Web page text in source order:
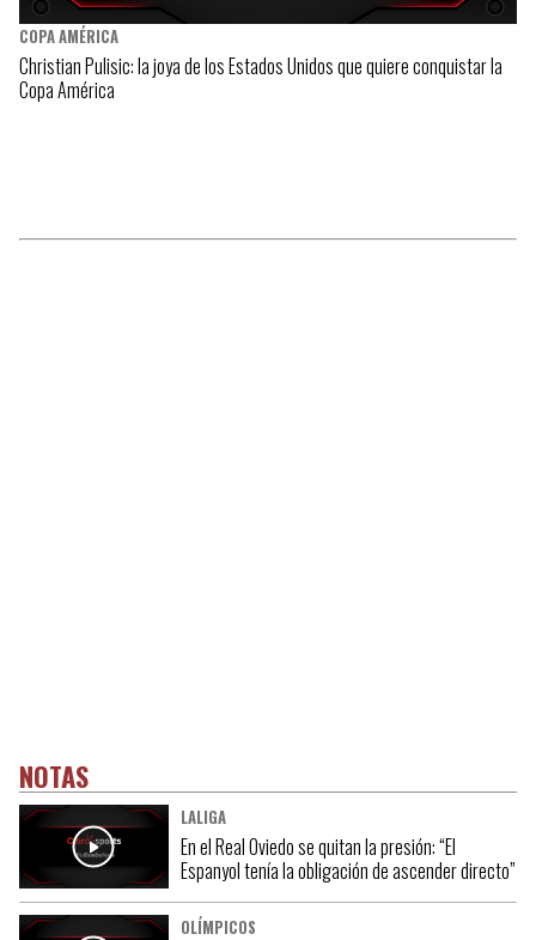
COPA AMÉRICA
Christian Pulisic: la joya de los Estados Unidos que quiere conquistar la
Copa América
NOTAS
LALIGA
En el Real Oviedo se quitan la presión: “El
Espanyol tenía la obligación de ascender directo”
OLÍMPICOS